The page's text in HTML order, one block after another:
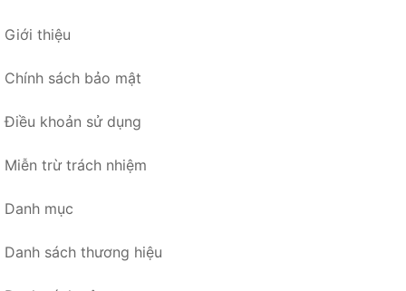
Giới thiệu
Chính sách bảo mật
Điều khoản sử dụng
Miễn trừ trách nhiệm
Danh mục
Danh sách thương hiệu